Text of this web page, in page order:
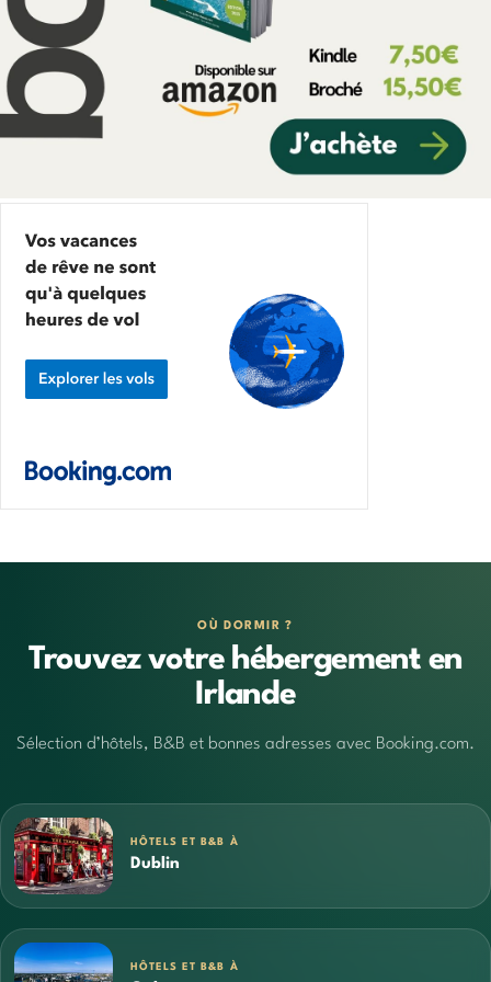
OÙ DORMIR ?
Trouvez votre hébergement en
Irlande
Sélection d’hôtels, B&B et bonnes adresses avec Booking.com.
HÔTELS ET B&B À
Dublin
HÔTELS ET B&B À